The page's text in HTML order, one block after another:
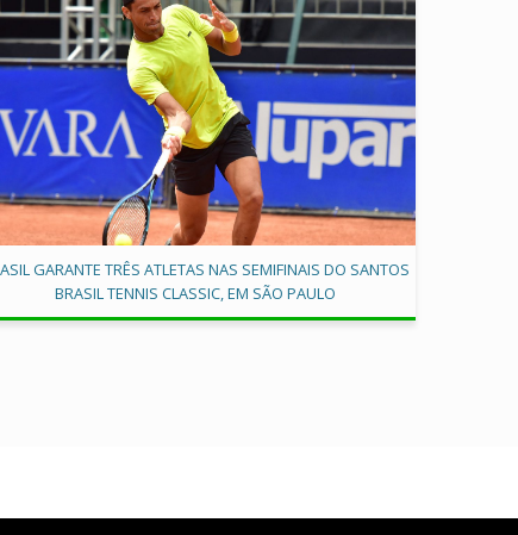
GARANTE TRÊS ATLETAS NAS SEMIFINAIS DO SANTOS
BRASIL TENNIS CLASSIC, EM SÃO PAULO